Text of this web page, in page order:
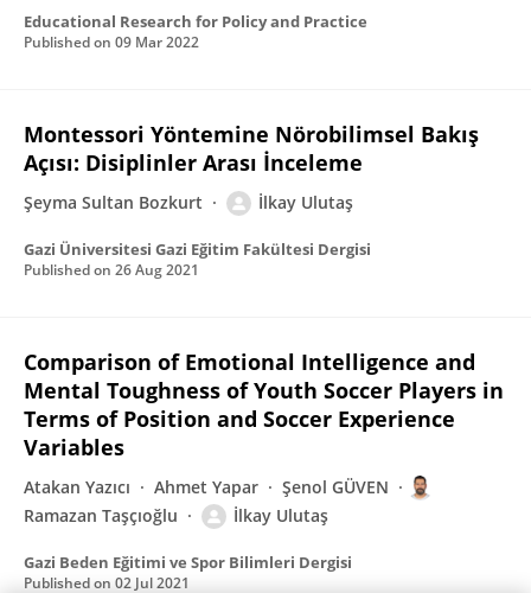
Educational Research for Policy and Practice
Published on 09 Mar 2022
Montessori Yöntemine Nörobilimsel Bakış
Açısı: Disiplinler Arası İnceleme
Şeyma Sultan Bozkurt İlkay Ulutaş
Gazi Üniversitesi Gazi Eğitim Fakültesi Dergisi
Published on 26 Aug 2021
Comparison of Emotional Intelligence and
Mental Toughness of Youth Soccer Players in
Terms of Position and Soccer Experience
Variables
Atakan Yazıcı Ahmet Yapar
Şenol GÜVEN
Ramazan Taşçıoğlu
İlkay Ulutaş
Gazi Beden Eğitimi ve Spor Bilimleri Dergisi
Published on 02 Jul 2021